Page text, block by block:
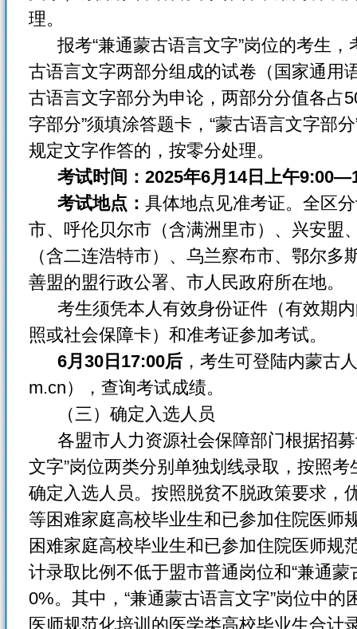
理。
报考“兼通蒙古语言文字”岗位的考生，
古语言文字两部分组成的试卷（国家通用
古语言文字部分为申论，两部分分值各占
字部分”须填涂答题卡，“蒙古语言文字部
规定文字作答的，按零分处理。
考试时间：2025年6月14日上午
考试地点： 具体地点见准考证。全区
市、呼伦贝尔市（含满洲里市）、兴安盟
（含二连浩特市）、乌兰察布市、鄂尔
善盟的盟行政公署、市人民政府所在地。
考生须凭本人有效身份证件（有效期内
照或社会保障卡）和准考证参加考试。
6月30日17:00后 ，考生可登陆内蒙古
m.cn），查询考试成绩。
（三）确定入选人员
各盟市人力资源社会保障部门根据招募
文字”岗位两类分别单独划线录取，按照
确定入选人员。按照脱贫不脱政策要求，
等困难家庭高校毕业生和已参加住院医师
困难家庭高校毕业生和已参加住院医师规
计录取比例不低于盟市普通岗位和“兼通
0%。其中，“兼通蒙古语言文字”岗位中
医师规范化培训的医学类高校毕业生合计